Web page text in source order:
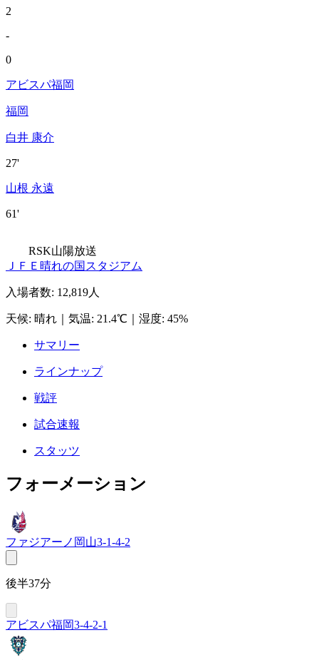
2
-
0
アビスパ福岡
福岡
白井 康介
27'
山根 永遠
61'
RSK山陽放送
ＪＦＥ晴れの国スタジアム
入場者数: 12,819人
天候: 晴れ 気温: 21.4℃ 湿度: 45%
サマリー
ラインナップ
戦評
試合速報
スタッツ
フォーメーション
ファジアーノ岡山3-1-4-2
後半37分
アビスパ福岡3-4-2-1